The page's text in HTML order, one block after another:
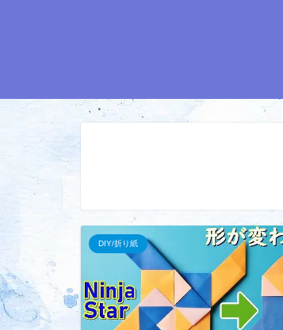
DIY/折り紙